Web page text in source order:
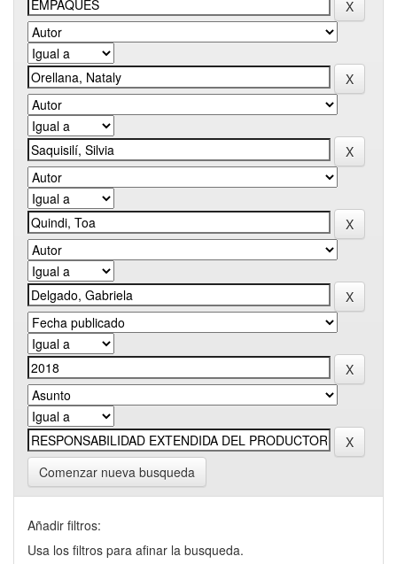
Comenzar nueva busqueda
Añadir filtros:
Usa los filtros para afinar la busqueda.